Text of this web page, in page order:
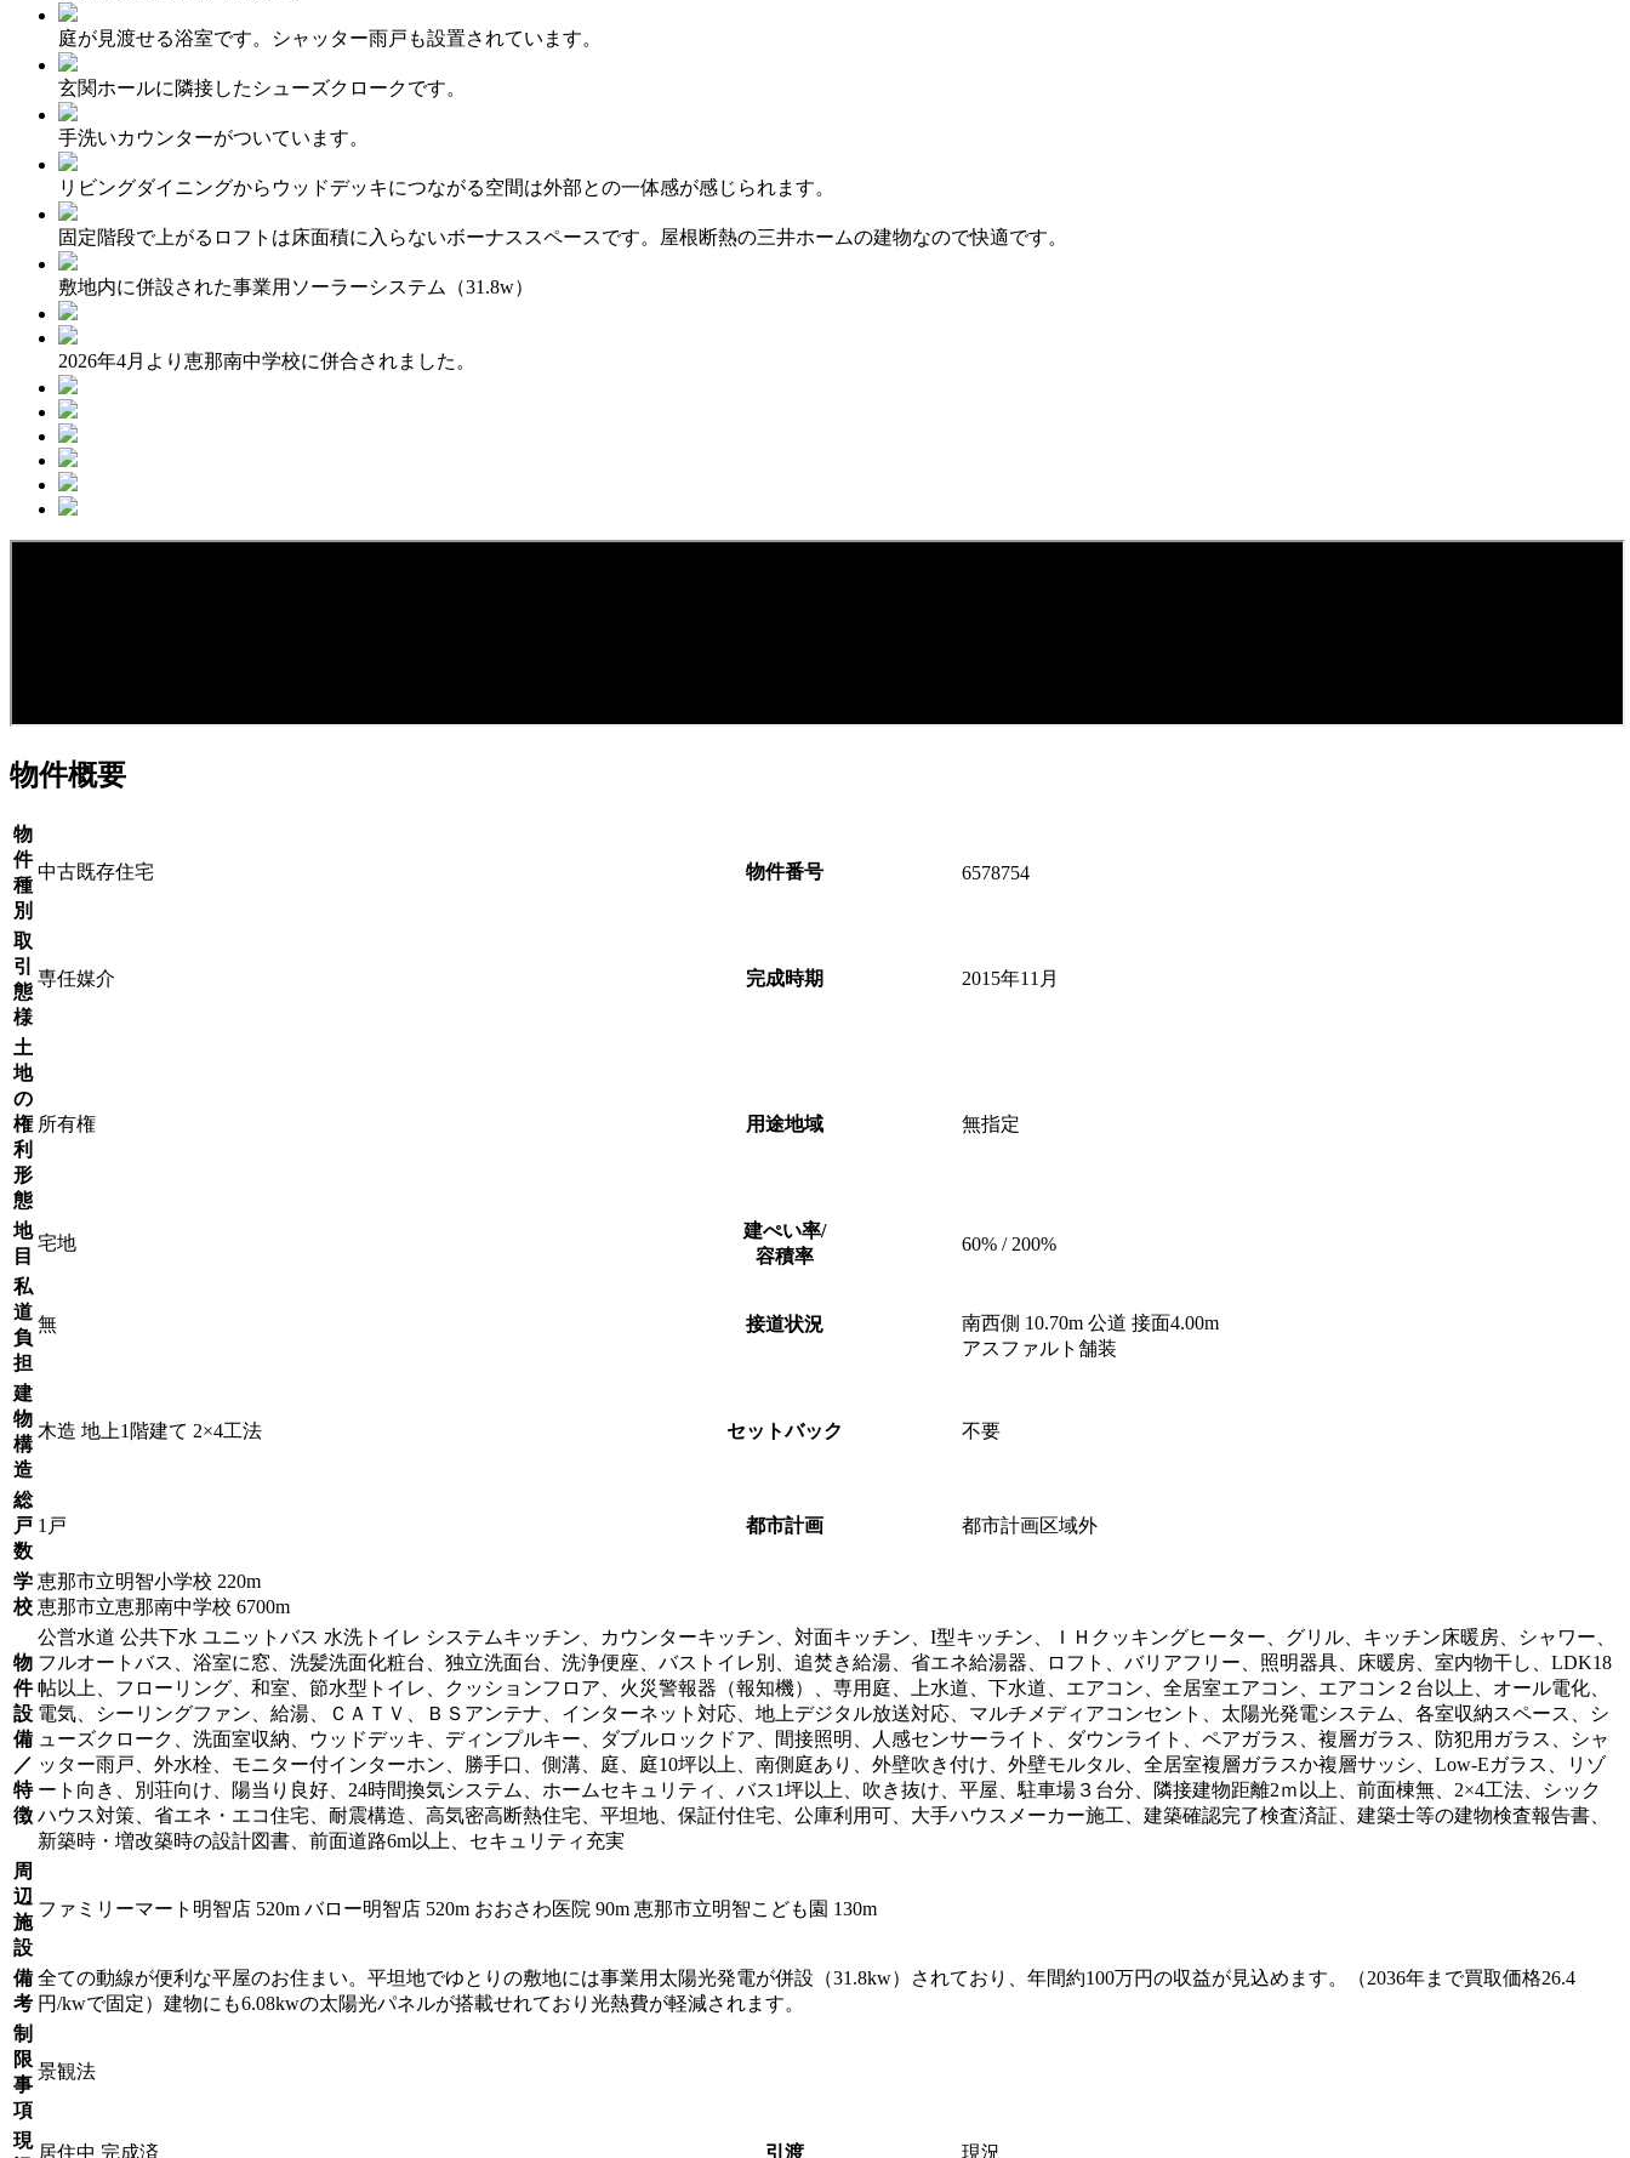
庭が見渡せる浴室です。シャッター雨戸も設置されています。
玄関ホールに隣接したシューズクロークです。
手洗いカウンターがついています。
リビングダイニングからウッドデッキにつながる空間は外部との一体感が感じられます。
固定階段で上がるロフトは床面積に入らないボーナススペースです。屋根断熱の三井ホームの建物なので快適です。
敷地内に併設された事業用ソーラーシステム（31.8w）
2026年4月より恵那南中学校に併合されました。
物件概要
物
件
種
別
中古既存住宅 物件番号 6578754
取
引
態
様
専任媒介 完成時期 2015年11月
土
地
の
権
利
形
態
所有権 用途地域 無指定
地
目
宅地
建ぺい率/
容積率
60% / 200%
私
道
負
担
無 接道状況
南西側 10.70m 公道 接面4.00m
アスファルト舗装
建
物
構
造
木造 地上1階建て 2×4工法 セットバック 不要
総
戸
数
1戸 都市計画 都市計画区域外
学
校
恵那市立明智小学校 220m
恵那市立恵那南中学校 6700m
物
件
設
備
／
特
徴
公営水道 公共下水 ユニットバス 水洗トイレ システムキッチン、カウンターキッチン、対面キッチン、I型キッチン、ＩＨクッキングヒーター、グリル、キッチン床暖房、シャワー、
フルオートバス、浴室に窓、洗髪洗面化粧台、独立洗面台、洗浄便座、バストイレ別、追焚き給湯、省エネ給湯器、ロフト、バリアフリー、照明器具、床暖房、室内物干し、LDK18
帖以上、フローリング、和室、節水型トイレ、クッションフロア、火災警報器（報知機）、専用庭、上水道、下水道、エアコン、全居室エアコン、エアコン２台以上、オール電化、
電気、シーリングファン、給湯、ＣＡＴＶ、ＢＳアンテナ、インターネット対応、地上デジタル放送対応、マルチメディアコンセント、太陽光発電システム、各室収納スペース、シ
ューズクローク、洗面室収納、ウッドデッキ、ディンプルキー、ダブルロックドア、間接照明、人感センサーライト、ダウンライト、ペアガラス、複層ガラス、防犯用ガラス、シャ
ッター雨戸、外水栓、モニター付インターホン、勝手口、側溝、庭、庭10坪以上、南側庭あり、外壁吹き付け、外壁モルタル、全居室複層ガラスか複層サッシ、Low-Eガラス、リゾ
ート向き、別荘向け、陽当り良好、24時間換気システム、ホームセキュリティ、バス1坪以上、吹き抜け、平屋、駐車場３台分、隣接建物距離2ｍ以上、前面棟無、2×4工法、シック
ハウス対策、省エネ・エコ住宅、耐震構造、高気密高断熱住宅、平坦地、保証付住宅、公庫利用可、大手ハウスメーカー施工、建築確認完了検査済証、建築士等の建物検査報告書、
新築時・増改築時の設計図書、前面道路6m以上、セキュリティ充実
周
辺
施
設
ファミリーマート明智店 520m バロー明智店 520m おおさわ医院 90m 恵那市立明智こども園 130m
備
考
全ての動線が便利な平屋のお住まい。平坦地でゆとりの敷地には事業用太陽光発電が併設（31.8kw）されており、年間約100万円の収益が見込めます。（2036年まで買取価格26.4
円/kwで固定）建物にも6.08kwの太陽光パネルが搭載せれており光熱費が軽減されます。
制
限
事
項
景観法
現
居住中 完成済 引渡 現況